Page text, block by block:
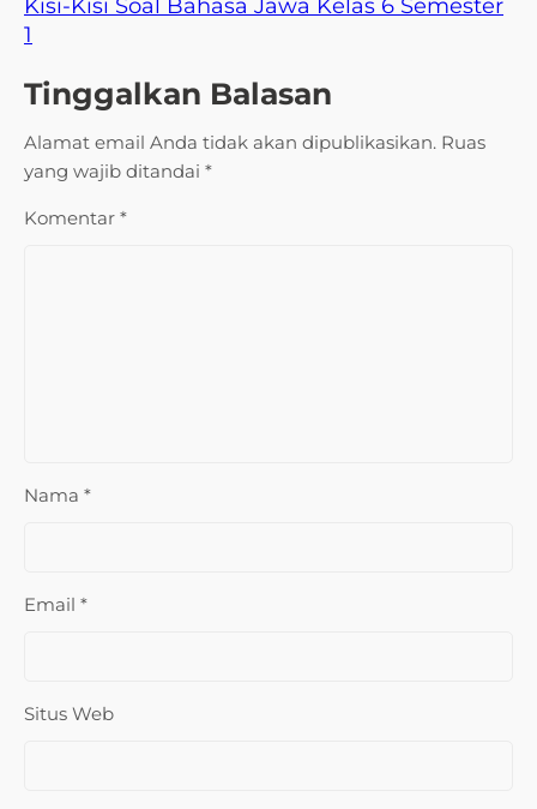
Kisi-Kisi Soal Bahasa Jawa Kelas 6 Semester
1
Tinggalkan Balasan
Alamat email Anda tidak akan dipublikasikan. Ruas
yang wajib ditandai *
Komentar *
Nama *
Email *
Situs Web